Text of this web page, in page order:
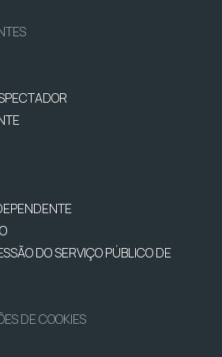
DO SERVIÇO PÚBLICO DE
DE COOKIES